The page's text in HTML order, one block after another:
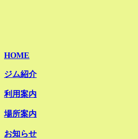
HOME
ジム紹介
利用案内
場所案内
お知らせ